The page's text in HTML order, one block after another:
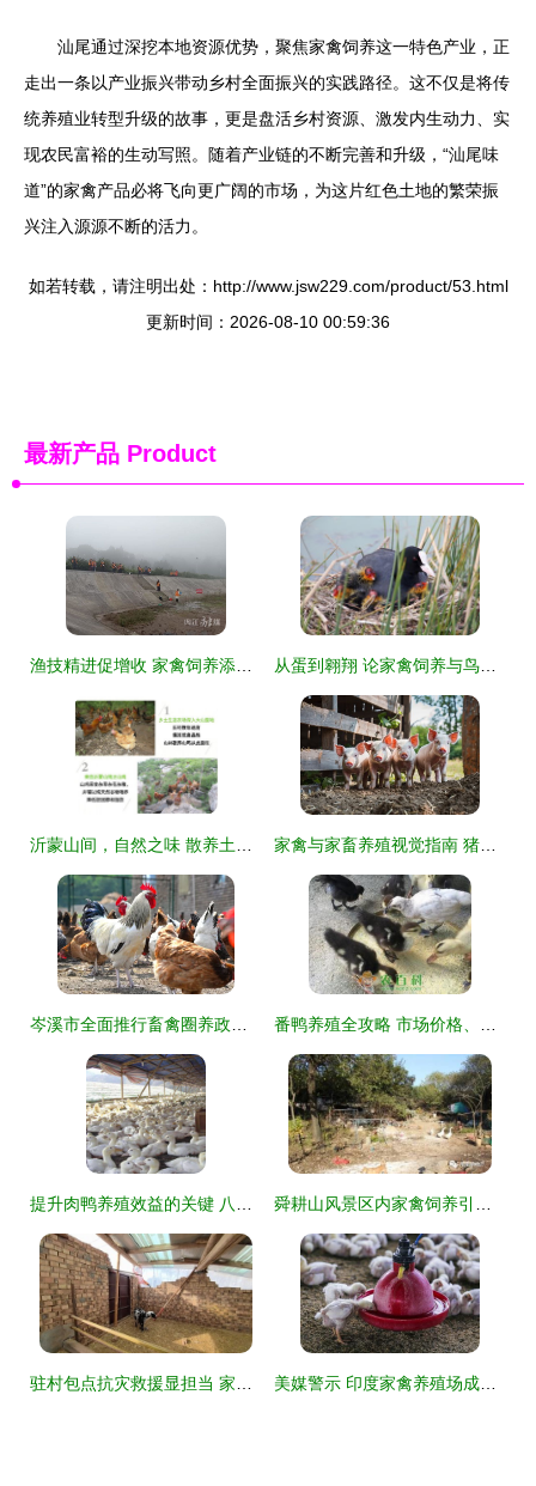
汕尾通过深挖本地资源优势，聚焦家禽饲养这一特色产业，正
走出一条以产业振兴带动乡村全面振兴的实践路径。这不仅是将传
统养殖业转型升级的故事，更是盘活乡村资源、激发内生动力、实
现农民富裕的生动写照。随着产业链的不断完善和升级，“汕尾味
道”的家禽产品必将飞向更广阔的市场，为这片红色土地的繁荣振
兴注入源源不断的活力。
如若转载，请注明出处：http://www.jsw229.com/product/53.html
更新时间：2026-08-10 00:59:36
最新产品 Product
渔技精进促增收 家禽饲养添双翼——市中区高素质农民水产养殖班圆满结业 从蛋到翱翔 论家禽饲养与鸟类孵化的奇妙旅程
沂蒙山间，自然之味 散养土鸡蛋的营养与匠心 家禽与家畜养殖视觉指南 猪场风采与饲养技术展示
岑溪市全面推行畜禽圈养政策 保障公共卫生与人居环境 番鸭养殖全攻略 市场价格、饲养技术与成本利润分析
提升肉鸭养殖效益的关键 八个不可忽视的饲养管理要点 舜耕山风景区内家禽饲养引众怒，监管执法陷困境
驻村包点抗灾救援显担当 家禽饲养产业稳中求恢复 美媒警示 印度家禽养殖场成为超级细菌的“培育基地”